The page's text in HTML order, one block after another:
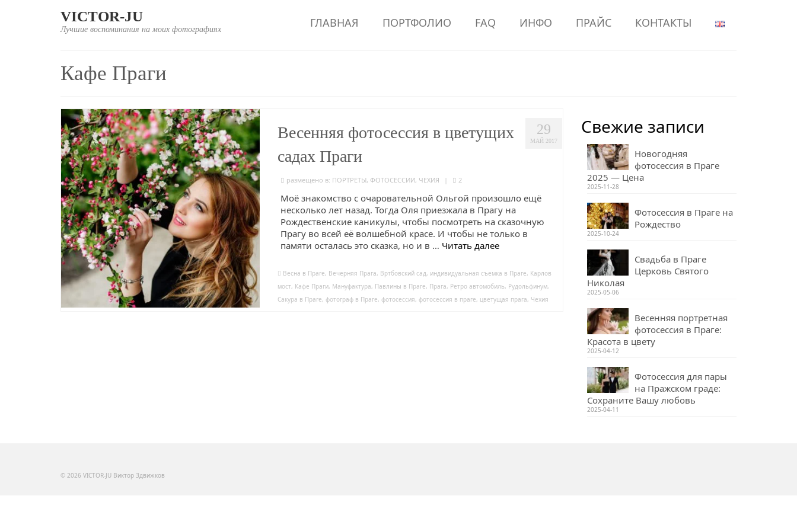
VICTOR-JU
Лучшие воспоминания на моих фотографиях ГЛАВНАЯ ПОРТФОЛИО FAQ ИНФО ПРАЙС КОНТАКТЫ
Кафе Праги
29
МАЙ 2017
Весенняя фотосессия в цветущих
садах Праги
размещено в: ПОРТРЕТЫ, ФОТОСЕССИИ, ЧЕХИЯ | 2
Моё знакомство с очаровательной Ольгой произошло ещё
несколько лет назад. Тогда Оля приезжала в Прагу на
Рождественские каникулы, чтобы посмотреть на сказочную
Прагу во всей её волшебной красе. И чтобы не только в
памяти осталась это сказка, но и в … Читать далее
Весна в Праге, Вечерняя Прага, Вртбовский сад, индивидуальная съемка в Праге, Карлов
мост, Кафе Праги, Мануфактура, Павлины в Праге, Прага, Ретро автомобиль, Рудольфинум,
Сакура в Праге, фотограф в Праге, фотосессия, фотосессия в праге, цветущая прага, Чехия
Свежие записи
Новогодняя
фотосессия в Праге
2025 — Цена
2025-11-28
Фотосессия в Праге на
Рождество
2025-10-24
Свадьба в Праге
Церковь Святого
Николая
2025-05-06
Весенняя портретная
фотосессия в Праге:
Красота в цвету
2025-04-12
Фотосессия для пары
на Пражском граде:
Сохраните Вашу любовь
2025-04-11
© 2026 VICTOR-JU Виктор Здвижков